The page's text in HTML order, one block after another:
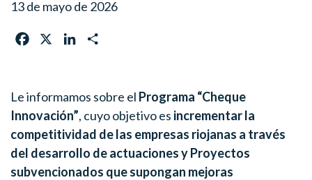
Le informamos sobre el Programa “Cheque
Innovación”, cuyo objetivo es incrementar la
competitividad de las empresas riojanas a través
del desarrollo de actuaciones y Proyectos
subvencionados que supongan mejoras
13 de mayo de 2026
e
b
o
o
k
d
I
p
a
r